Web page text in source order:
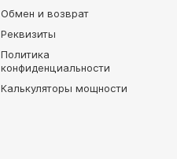
Обмен и возврат
Реквизиты
Политика
конфиденциальности
Калькуляторы мощности